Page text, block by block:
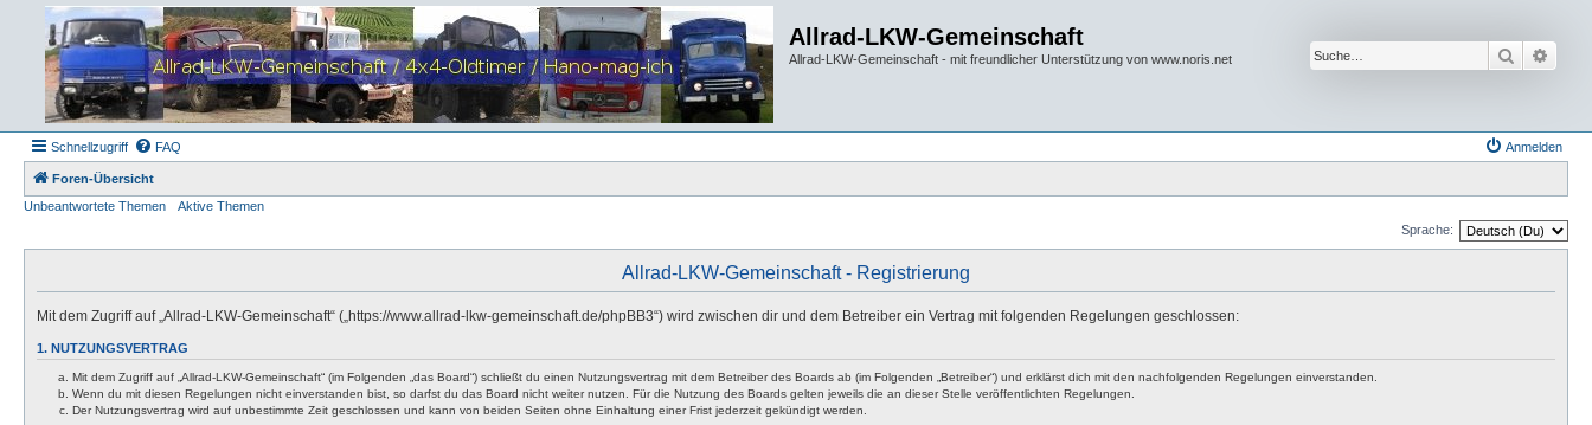
Allrad-LKW-Gemeinschaft
Allrad-LKW-Gemeinschaft - mit freundlicher Unterstützung von www.noris.net Suche
Schnellzugriff FAQ Anmelden
Foren-Übersicht
Unbeantwortete Themen
Aktive Themen
Sprache:
Allrad-LKW-Gemeinschaft - Registrierung
Mit dem Zugriff auf „Allrad-LKW-Gemeinschaft“ („https://www.allrad-lkw-gemeinschaft.de/phpBB3“) wird zwischen dir und dem Betreiber ein Vertrag mit folgenden Regelungen geschlossen:
1. NUTZUNGSVERTRAG
Mit dem Zugriff auf „Allrad-LKW-Gemeinschaft“ (im Folgenden „das Board“) schließt du einen Nutzungsvertrag mit dem Betreiber des Boards ab (im Folgenden „Betreiber“) und erklärst dich mit den nachfolgenden Regelungen einverstanden.
Wenn du mit diesen Regelungen nicht einverstanden bist, so darfst du das Board nicht weiter nutzen. Für die Nutzung des Boards gelten jeweils die an dieser Stelle veröffentlichten Regelungen.
Der Nutzungsvertrag wird auf unbestimmte Zeit geschlossen und kann von beiden Seiten ohne Einhaltung einer Frist jederzeit gekündigt werden.